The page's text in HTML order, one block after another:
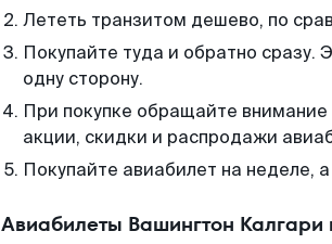
Лететь транзитом дешево, по
Покупайте туда и обратно сразу.
одну сторону.
При покупке обращайте
акции, скидки и распродажи
Покупайте авиабилет на неделе,
Авиабилеты Вашингтон